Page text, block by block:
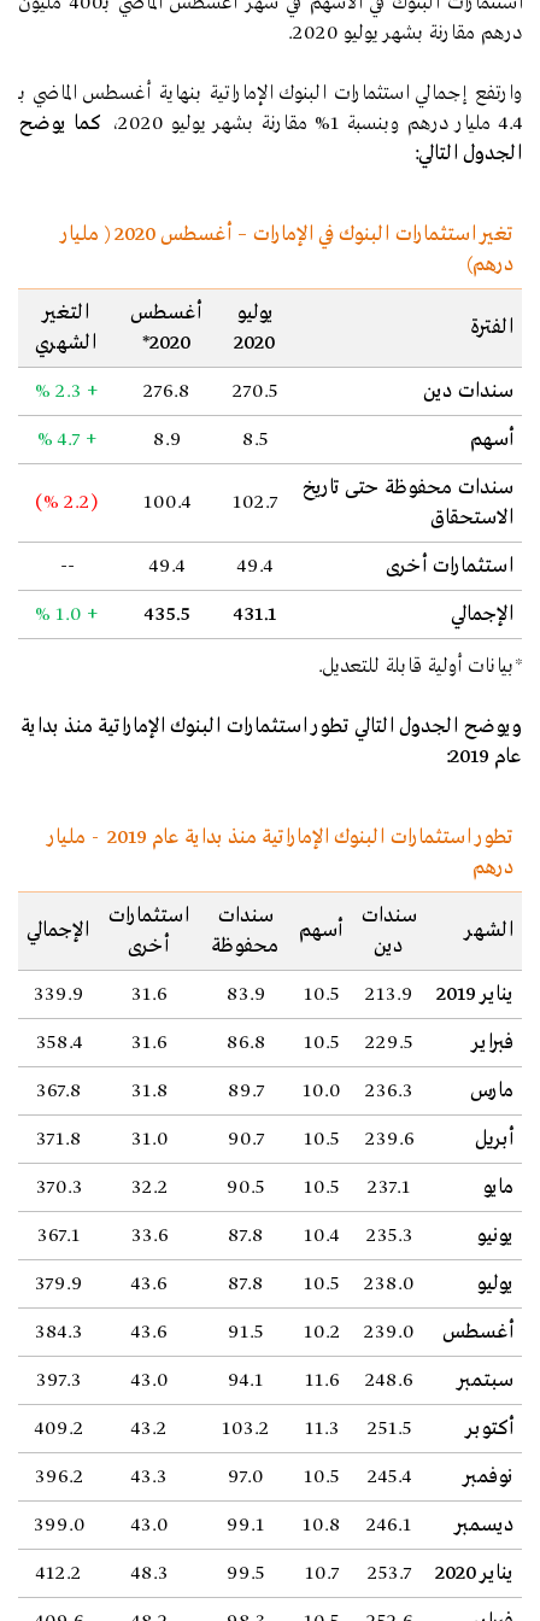
درهم مقارنة بشهر يوليو 2020.
وارتفع إجمالي استثمارات البنوك الإماراتية بنهاية أغسطس الماضي بـ
4.4 مليار درهم وبنسبة 1% مقارنة بشهر يوليو 2020،
كما يوضح
الجدول التالي:
تغير استثمارات البنوك في الإمارات – أغسطس
2020 ( مليار
درهم)
الفترة
يوليو
2020
أغسطس
2020*
التغير
الشهري
سندات دين
270.5
276.8
+ 2.3
%
أسهم
8.5
8.9
+ 4.7
%
سندات محفوظة حتى تاريخ
الاستحقاق
102.7
100.4
(2.2
%
)
استثمارات أخرى 49.4
49.4
--
الإجمالي
431.1
435.5
+ 1.0
%
*بيانات أولية قابلة للتعديل.
ويوضح الجدول التالي تطور استثمارات البنوك الإماراتية منذ بداية
عام 2019:
تطور استثمارات البنوك الإماراتية منذ بداية عام 2019 - مليار
درهم
الشهر
سندات
دين
أسهم
سندات
محفوظة
استثمارات
أخرى
الإجمالي
يناير 2019 213.9
10.5
83.9
31.6
339.9
فبراير
229.5
10.5
86.8
31.6
358.4
مارس
236.3
10.0
89.7
31.8
367.8
أبريل
239.6
10.5
90.7
31.0
371.8
مايو
237.1
10.5
90.5
32.2
370.3
يونيو
235.3
10.4
87.8
33.6
367.1
يوليو
238.0
10.5
87.8
43.6
379.9
أغسطس
239.0
10.2
91.5
43.6
384.3
سبتمبر
248.6
11.6
94.1
43.0
397.3
أكتوبر
251.5
11.3
103.2
43.2
409.2
نوفمبر
245.4
10.5
97.0
43.3
396.2
ديسمبر
246.1
10.8
99.1
43.0
399.0
يناير 2020
253.7
10.7
99.5
48.3
412.2